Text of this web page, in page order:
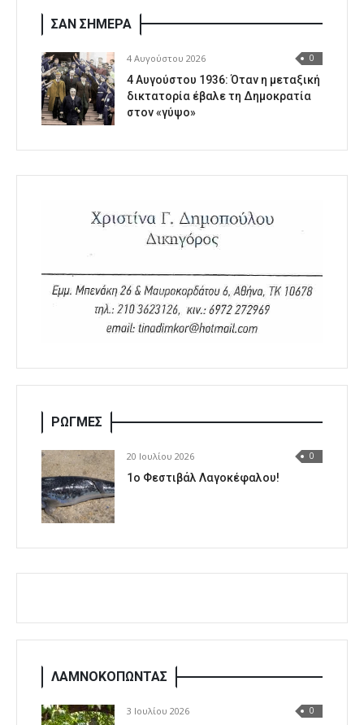
ΣΑΝ ΣΗΜΕΡΑ
4 Αυγούστου 2026 0
4 Αυγούστου 1936: Όταν η μεταξική
δικτατορία έβαλε τη Δημοκρατία
στον «γύψο»
ΡΩΓΜΕΣ
20 Ιουλίου 2026 0
1o Φεστιβάλ Λαγοκέφαλου!
ΛΑΜΝΟΚΟΠΩΝΤΑΣ
3 Ιουλίου 2026 0